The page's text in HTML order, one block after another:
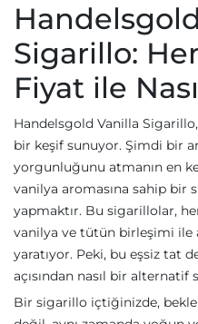
Sigarillo:
Fiyat ile
Handelsgold Vanilla
bir keşif sunuyor. Şimdi bir
yorgunluğunu atmanın en
vanilya aromasına sahip bir
yapmaktır. Bu sigarillolar,
vanilya ve tütün birleşimi ile
yaratıyor. Peki, bu eşsiz tat
açısından nasıl bir alternatif
Bir sigarillo içtiğinizde,